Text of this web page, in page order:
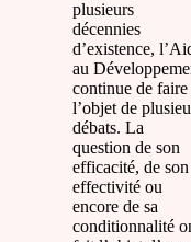
plusieurs
décennies
d’existence,
au
continue de faire
l’objet de
débats. La
question de son
efficacité, de son
effectivité ou
encore de sa
conditionnalité